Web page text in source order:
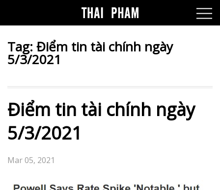
Tag: Điểm tin tài chính ngày
5/3/2021
Điểm tin tài chính ngày
5/3/2021
Mar 05, 2021